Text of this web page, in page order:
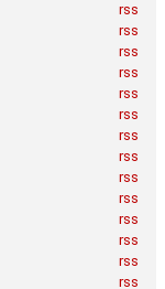
rss
rss
rss
rss
rss
rss
rss
rss
rss
rss
rss
rss
rss
rss